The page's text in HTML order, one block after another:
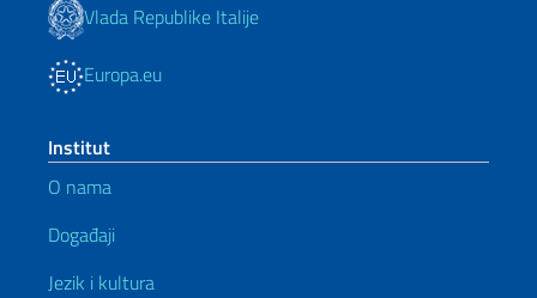
Vlada Republike Italije
Europa.eu
Institut
O nama
Događaji
Jezik i kultura